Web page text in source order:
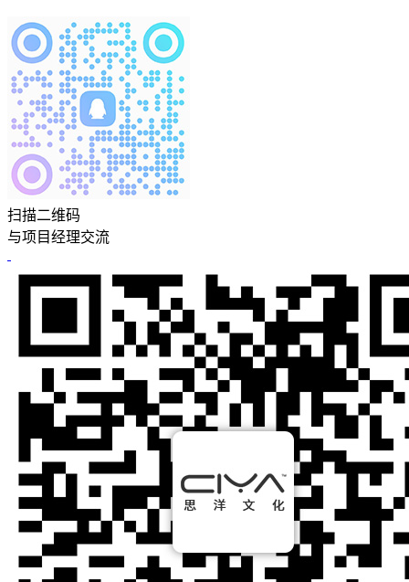
扫描二维码
与项目经理交流